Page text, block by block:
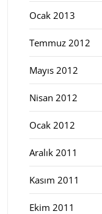
Ocak 2013
Temmuz 2012
Mayıs 2012
Nisan 2012
Ocak 2012
Aralık 2011
Kasım 2011
Ekim 2011